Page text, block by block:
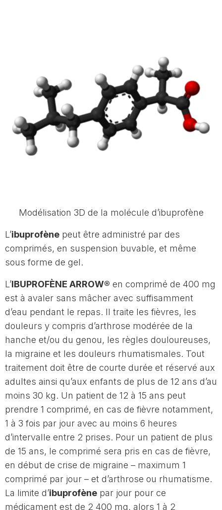
Modélisation 3D de la molécule d’ibuprofène
L’ibuprofène peut être administré par des
comprimés, en suspension buvable, et même
sous forme de gel.
L’IBUPROFÈNE ARROW® en comprimé de 400 mg
est à avaler sans mâcher avec suffisamment
d’eau pendant le repas. Il traite les fièvres, les
douleurs y compris d’arthrose modérée de la
hanche et/ou du genou, les règles douloureuses,
la migraine et les douleurs rhumatismales. Tout
traitement doit être de courte durée et réservé aux
adultes ainsi qu’aux enfants de plus de 12 ans d’au
moins 30 kg. Un patient de 12 à 15 ans peut
prendre 1 comprimé, en cas de fièvre notamment,
1 à 3 fois par jour avec au moins 6 heures
d’intervalle entre 2 prises. Pour un patient de plus
de 15 ans, le comprimé sera pris en cas de fièvre,
en début de crise de migraine – maximum 1
comprimé par jour – et d’arthrose ou rhumatisme.
La limite d’ibuprofène par jour pour ce
médicament est de 2 400 mg, alors 1 à 2